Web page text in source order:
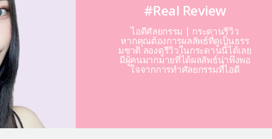
#Real Review
ไอดีศัลยกรรม | กระดานรีวิว
หากคุณต้องการผลลัพธ์ที่ดูเป็นธรร
มชาติ ลองดูรีวิวในกระดานนี้ได้เลย
มีผู้คนมากมายที่ได้ผลลัพธ์น่าพึงพอ
ใจจากการทำศัลยกรรมที่ไอดี